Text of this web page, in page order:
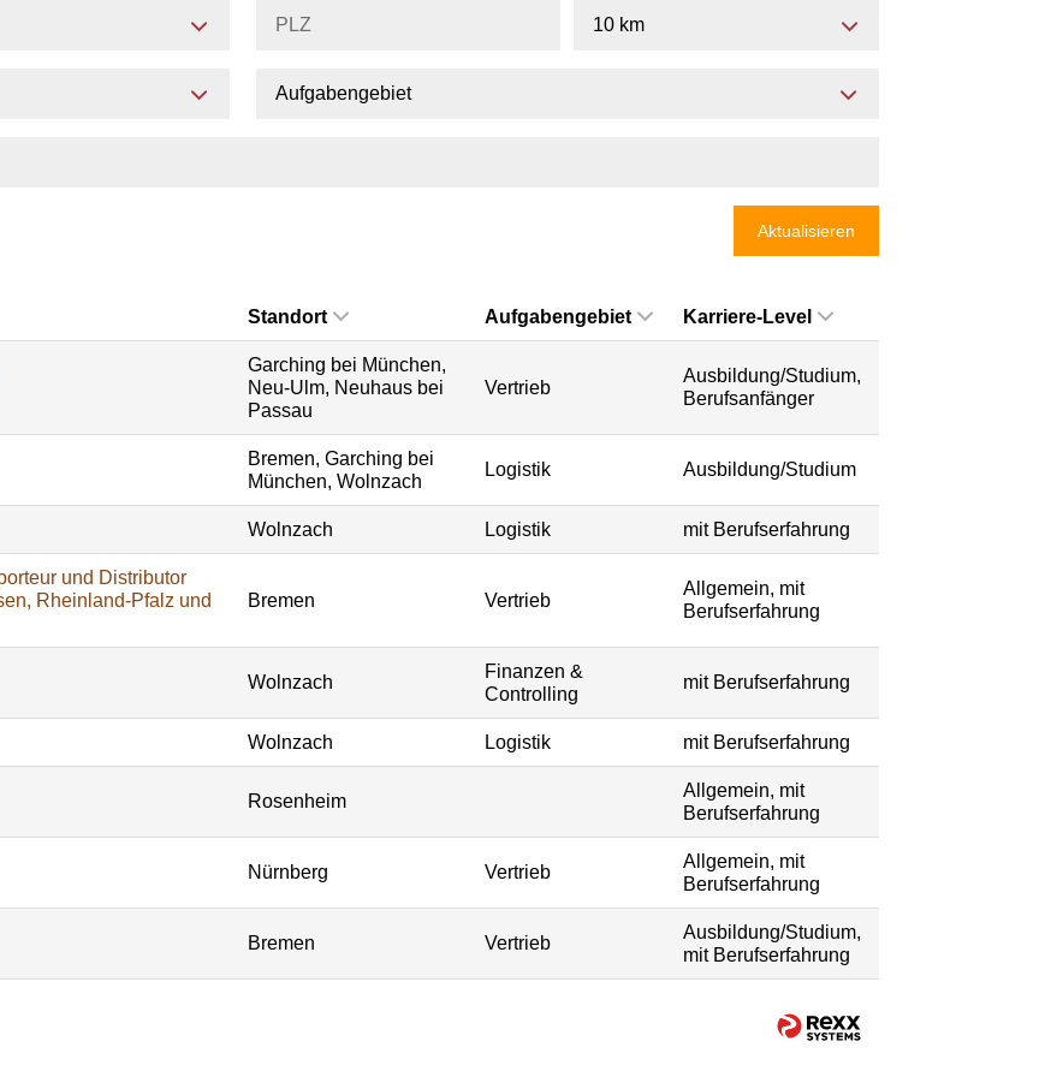
10 km
Aufgabengebiet
Aktualisieren
Standort Aufgabengebiet Karriere-Level
Garching bei München,
Neu-Ulm, Neuhaus bei
Passau
Vertrieb
Ausbildung/Studium,
Berufsanfänger
Bremen, Garching bei
München, Wolnzach
Logistik Ausbildung/Studium
Wolnzach Logistik mit Berufserfahrung
und Distributor
Rheinland-Pfalz und
Bremen Vertrieb
Allgemein, mit
Berufserfahrung
Wolnzach
Finanzen &
Controlling
mit Berufserfahrung
Wolnzach Logistik mit Berufserfahrung
Rosenheim
Allgemein, mit
Berufserfahrung
Nürnberg Vertrieb
Allgemein, mit
Berufserfahrung
Bremen Vertrieb
Ausbildung/Studium,
mit Berufserfahrung